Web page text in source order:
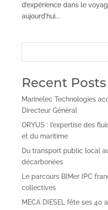
d’expérience dans le
aujourd’hui...
Recent Posts
Marinelec Technologies
Directeur Général
ORYUS : l’expertise des
et du maritime
Du transport public local
décarbonées
Le parcours BIMer IPC
collectives
MECA DIESEL fête ses 40